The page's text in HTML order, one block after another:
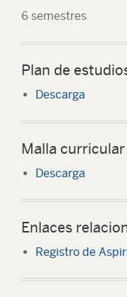
6 semestres
Plan de
Descarga
Malla curricular
Descarga
Enlaces
Registro de